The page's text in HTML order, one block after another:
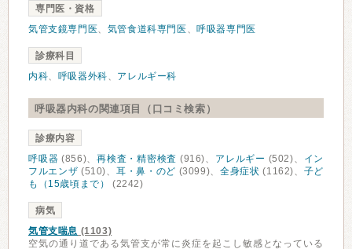
専門医・資格
気管支鏡専門医、 気管食道科専門医 、呼吸器専門医
診療科目
内科、 呼吸器外科、 アレルギー科
呼吸器内科の関連項目（口コミ検索）
診療内容
呼吸器 (856)、再検査・精密検査 (916)、 アレルギー (502)、 イン
フルエンザ (510)、 耳・鼻・のど (3099)、 全身症状 (1162)、 子ど
も（15歳頃まで）
(2242)
病気
気管支喘息 (1103)
空気の通り道である気管支が常に炎症を起こし敏感となっている